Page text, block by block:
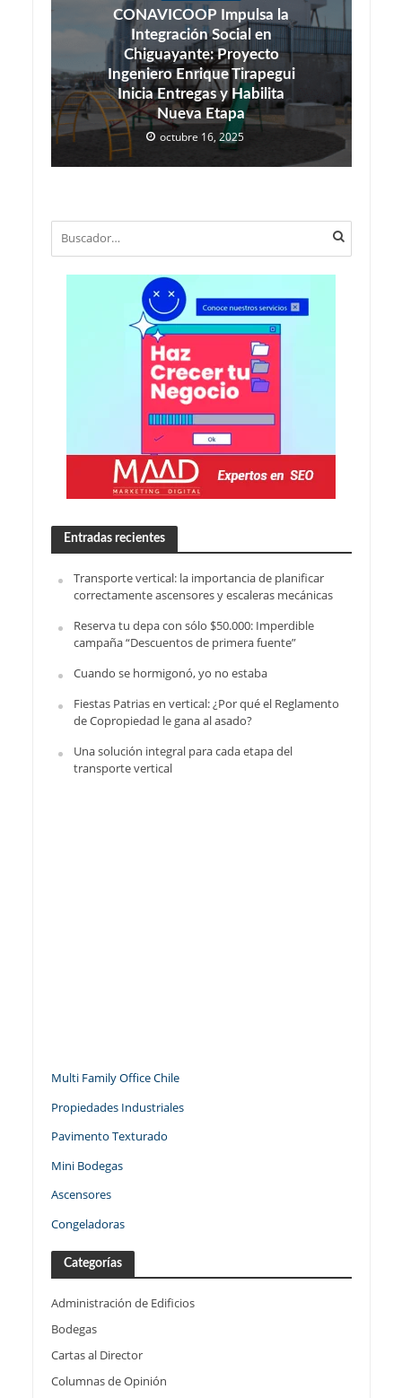
CONAVICOOP Impulsa la
Integración Social en
Chiguayante: Proyecto
Ingeniero Enrique Tirapegui
Inicia Entregas y Habilita
Nueva Etapa
octubre 16, 2025
Entradas recientes
Transporte vertical: la importancia de planificar
correctamente ascensores y escaleras mecánicas
Reserva tu depa con sólo $50.000: Imperdible
campaña “Descuentos de primera fuente”
Cuando se hormigonó, yo no estaba
Fiestas Patrias en vertical: ¿Por qué el Reglamento
de Copropiedad le gana al asado?
Una solución integral para cada etapa del
transporte vertical
Multi Family Office Chile
Propiedades Industriales
Pavimento Texturado
Mini Bodegas
Ascensores
Congeladoras
Categorías
Administración de Edificios
Bodegas
Cartas al Director
Columnas de Opinión